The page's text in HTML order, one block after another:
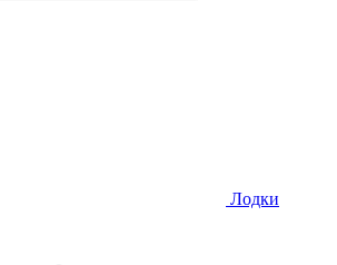
Лодки